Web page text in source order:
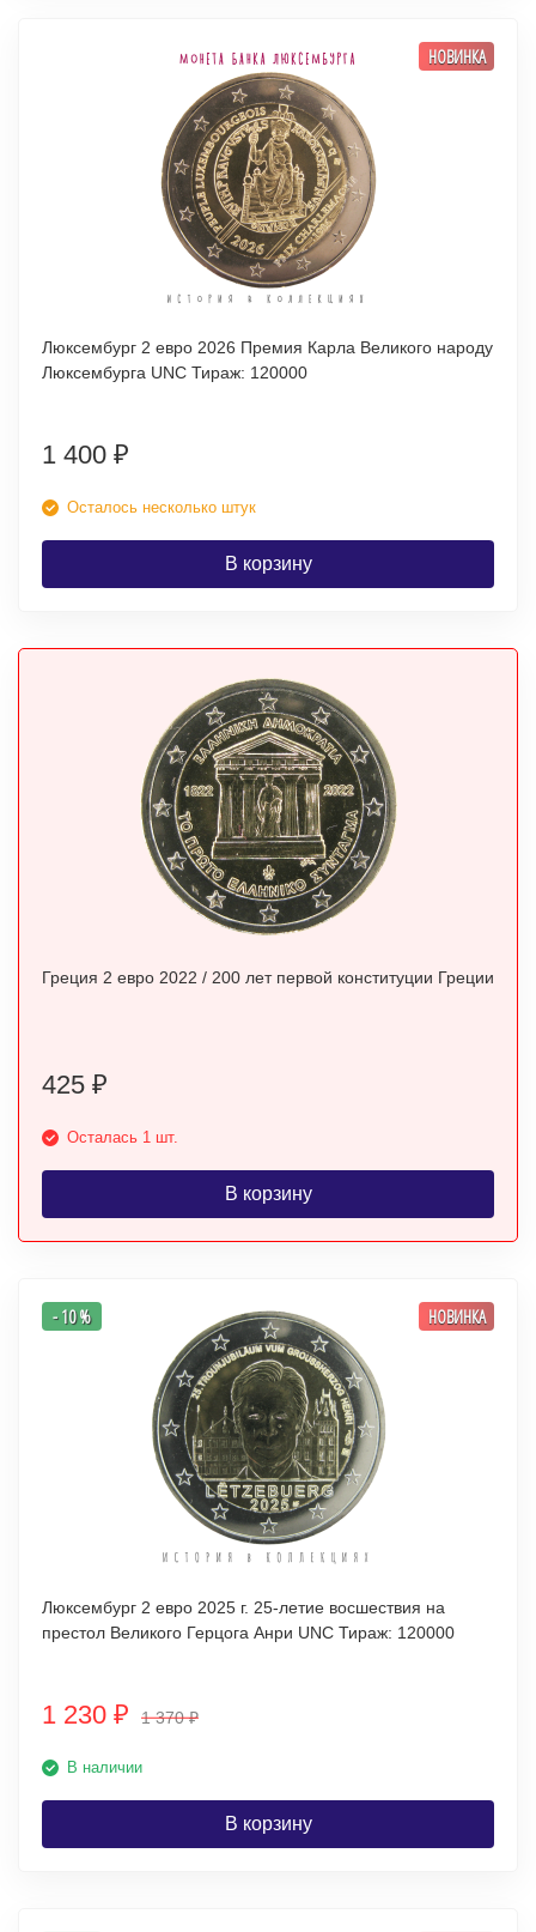
НОВИНКА
Люксембург 2 евро 2026 Премия Карла Великого народу
Люксембурга UNC Тираж: 120000
1 400 ₽
Осталось несколько штук
В корзину
Греция 2 евро 2022 / 200 лет первой конституции Греции
425 ₽
Осталась 1 шт.
В корзину
- 10 % НОВИНКА
Люксембург 2 евро 2025 г. 25-летие восшествия на
престол Великого Герцога Анри UNC Тираж: 120000
1 230 ₽ 1 370₽
В наличии
В корзину